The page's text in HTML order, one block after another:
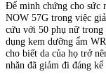
Để minh chứng cho sức
NOW 57G trong việc
cứu với 50 phụ nữ trong
dụng kem dưỡng ẩm
cho biết da của họ trở
nhăn đã giảm đi đáng